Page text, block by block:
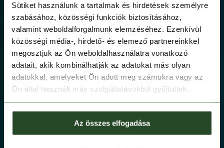
Sütiket használunk a tartalmak és hirdetések személyre
szabásához, közösségi funkciók biztosításához,
valamint weboldalforgalmunk elemzéséhez. Ezenkívül
közösségi média-, hirdető- és elemező partnereinkkel
megosztjuk az Ön weboldalhasználatra vonatkozó
adatait, akik kombinálhatják az adatokat más olyan
adatokkal, amelyeket Ön adott meg számukra vagy az
Ön által használt más szolgáltatásokból gyűjtöttek.
Az összes elfogadása